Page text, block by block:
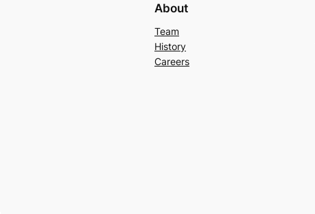
About
Team
History
Careers